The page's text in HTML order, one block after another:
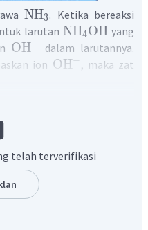
NH3. Ketika bereaksi
larutanNH4OH yang
OH−
dalam larutannya.
ion OH− , maka zat
termasuk ke dalam basa
telah terverifikasi